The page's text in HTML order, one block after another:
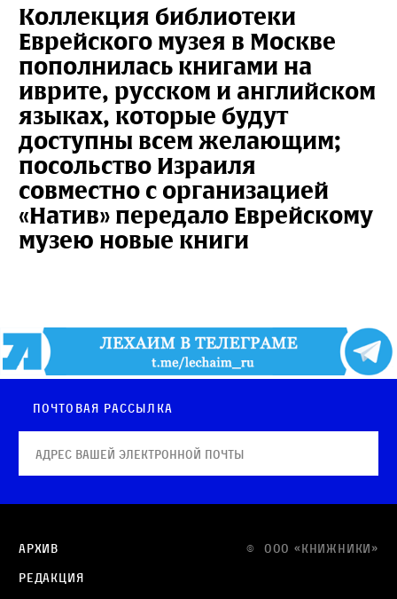
Коллекция библиотеки
Еврейского музея в Москве
пополнилась книгами на
иврите, русском и английском
языках, которые будут
доступны всем желающим;
посольство Израиля
совместно с организацией
«Натив» передало Еврейскому
музею новые книги
Почтовая рассылка
© OOO «КНИЖНИКИ»
Архив
Редакция